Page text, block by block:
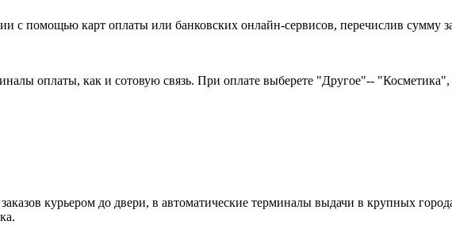
с помощью карт оплаты или банковских онлайн-сервисов, перечислив сумму
оплаты, как и сотовую связь. При оплате выберете "Другое"-- "Косметика",
курьером до двери, в автоматические терминалы выдачи в крупных